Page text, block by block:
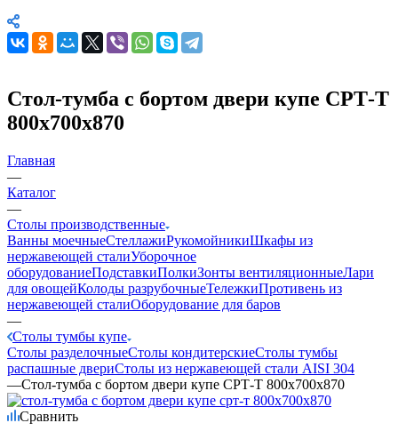
Стол-тумба с бортом двери купе СРТ-Т
800х700х870
Главная
—
Каталог
—
Столы производственные
Ванны моечныеСтеллажиРукомойникиШкафы из
нержавеющей сталиУборочное
оборудованиеПодставкиПолкиЗонты вентиляционныеЛари
для овощейКолоды разрубочныеТележкиПротивень из
нержавеющей сталиОборудование для баров
—
Столы тумбы купе
Столы разделочныеСтолы кондитерскиеСтолы тумбы
распашные двериСтолы из нержавеющей стали AISI 304
—Стол-тумба с бортом двери купе СРТ-Т 800х700х870
Сравнить